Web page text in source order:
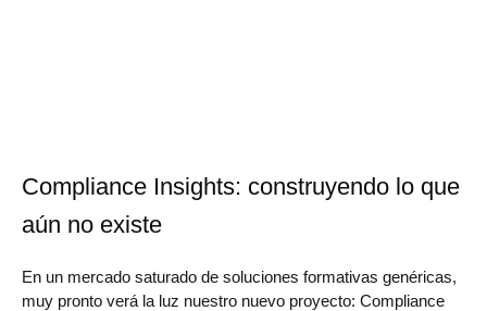
Compliance Insights: construyendo lo que
aún no existe
En un mercado saturado de soluciones formativas genéricas,
muy pronto verá la luz nuestro nuevo proyecto: Compliance